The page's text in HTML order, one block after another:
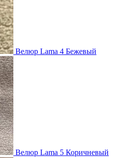
Велюр Lama 4 Бежевый
Велюр Lama 5 Коричневый